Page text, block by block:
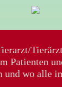
&
Patienten
und wo alle